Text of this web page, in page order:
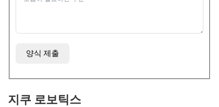
양식 제출
지쿠 로보틱스